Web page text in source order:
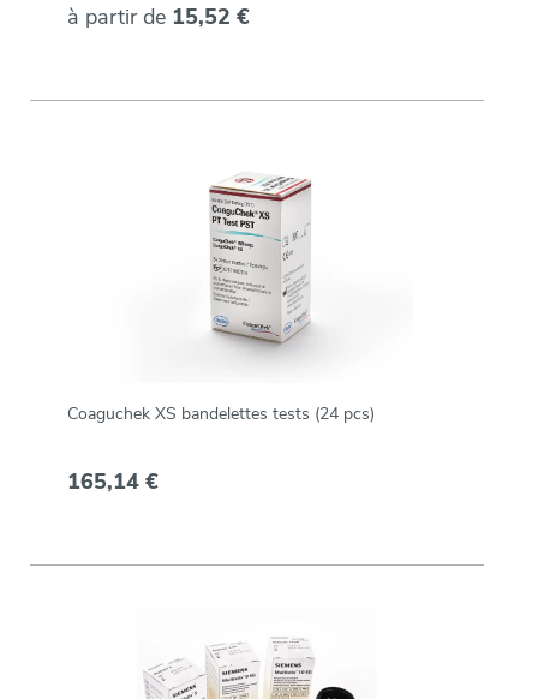
à partir de 15,52 €
Coaguchek XS bandelettes tests (24 pcs)
165,14 €